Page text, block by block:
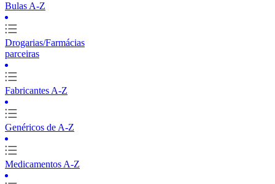
Bulas A-Z
Drogarias/Farmácias
parceiras
Fabricantes A-Z
Genéricos de A-Z
Medicamentos A-Z